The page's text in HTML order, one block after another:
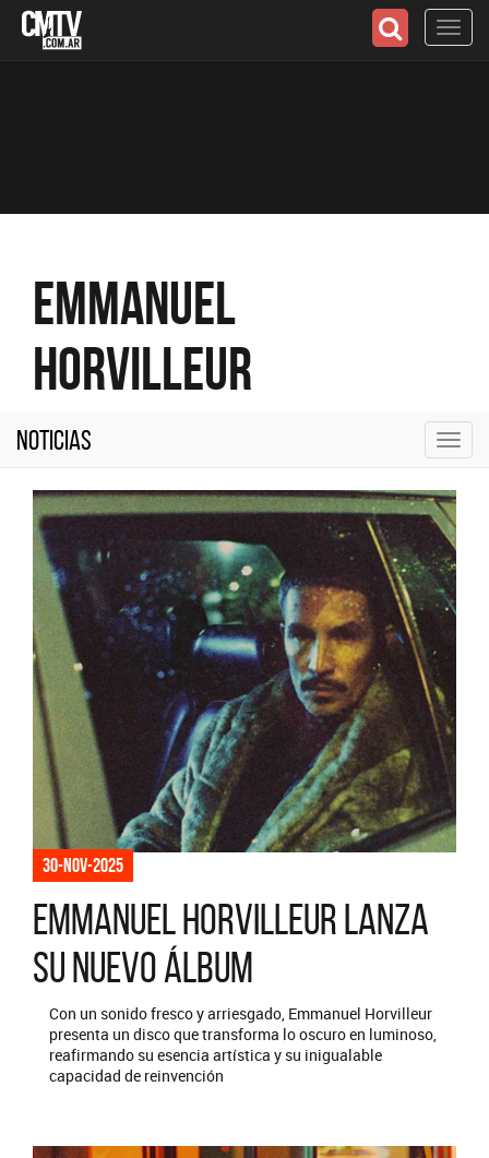
Emmanuel
Horvilleur
Noticias
30-nov-2025
Emmanuel Horvilleur lanza
su nuevo álbum
Con un sonido fresco y arriesgado, Emmanuel Horvilleur
presenta un disco que transforma lo oscuro en luminoso,
reafirmando su esencia artística y su inigualable
capacidad de reinvención